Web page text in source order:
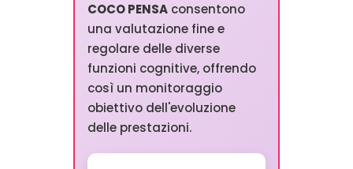
COCO PENSAconsentono
una valutazione fine e
regolare delle diverse
funzioni cognitive, offrendo
così un monitoraggio
obiettivo dell'evoluzione
delle prestazioni.